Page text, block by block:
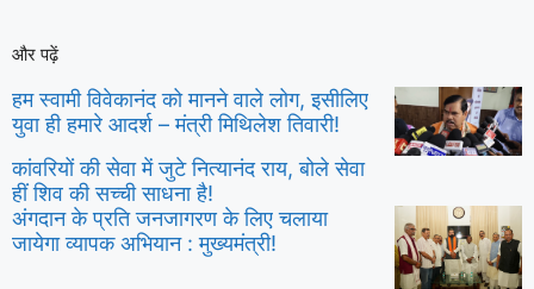
और पढ़ें
हम स्वामी विवेकानंद को मानने वाले लोग, इसीलिए
युवा ही हमारे आदर्श – मंत्री मिथिलेश तिवारी!
कांवरियों की सेवा में जुटे नित्यानंद राय, बोले सेवा
हीं शिव की सच्ची साधना है!
अंगदान के प्रति जनजागरण के लिए चलाया
जायेगा व्यापक अभियान : मुख्यमंत्री!